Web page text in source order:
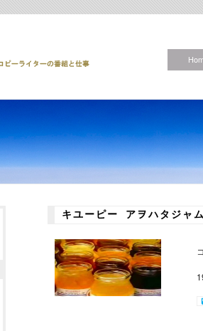
キユーピー アヲハタジャ